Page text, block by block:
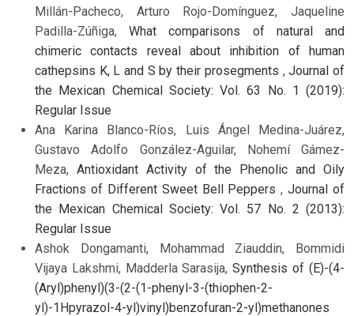
Millán-Pacheco, Arturo Rojo-Domínguez, Jaqueline
Padilla-Zúñiga,What comparisons of natural and
chimeric contacts reveal about inhibition of human
cathepsins K, L and S by their prosegments ,Journal of
the Mexican Chemical Society: Vol. 63 No. 1 (2019):
Regular Issue
Ana Karina Blanco-Ríos, Luis Ángel Medina-Juárez,
Gustavo Adolfo González-Aguilar, Nohemí Gámez-
Meza, Antioxidant Activity of the Phenolic and Oily
Fractions of Different Sweet Bell Peppers,Journal of
the Mexican Chemical Society: Vol. 57 No. 2 (2013):
Regular Issue
Ashok Dongamanti, Mohammad Ziauddin, Bommidi
Vijaya Lakshmi, Madderla Sarasija,Synthesis of (E)-(4-
(Aryl)phenyl)(3-(2-(1-phenyl-3-(thiophen-2-
yl)-1Hpyrazol-4-yl)vinyl)benzofuran-2-yl)methanones